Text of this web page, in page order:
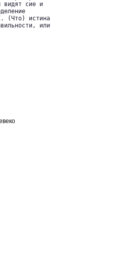
видят сие и
(Что) истина
или